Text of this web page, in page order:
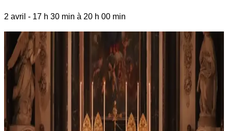
2 avril - 17 h 30 min à 20 h 00 min